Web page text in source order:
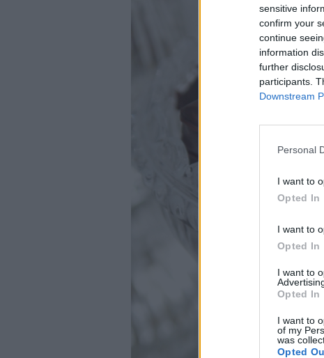
sensitive
confirm your
continue
information
further
participants.
Downstream
Personal
I want to
Opted In
I want to
Opted In
I want to
Opted In
I want to
of my
was
Opted